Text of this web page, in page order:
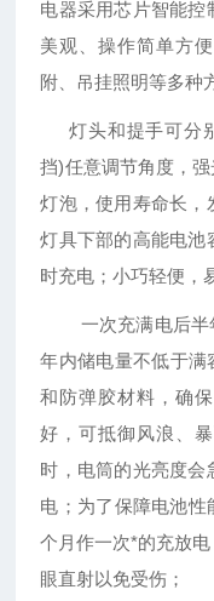
电器采用芯片智能控
美观、操作简单方
附、吊挂照明等多种
灯头和提手可分别
挡)任意调节角度，
灯泡，使用寿命长，
灯具下部的高能电池
时充电；小巧轻便，
一次充满电后半
年内储电量不低于满
和防弹胶材料，确
好，可抵御风浪、
时，电筒的光亮度会
电；为了保障电池
个月作一次*的充放
眼直射以免受伤；